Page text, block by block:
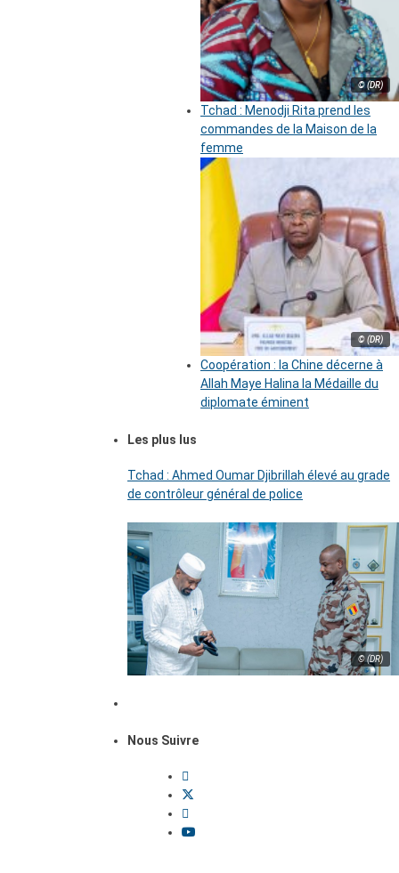
© (DR)
Tchad : Menodji Rita prend les
commandes de la Maison de la
femme
© (DR)
Coopération : la Chine décerne à
Allah Maye Halina la Médaille du
diplomate éminent
Les plus lus
Tchad : Ahmed Oumar Djibrillah élevé au grade
de contrôleur général de police
© (DR)
Nous Suivre